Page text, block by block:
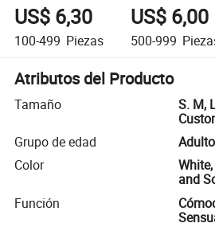
US$ 6,30
100-499 Piezas
US$ 6,00
500-999
Atributos del Producto
Tamaño
S. M,
Grupo de edad
Color
and
Función